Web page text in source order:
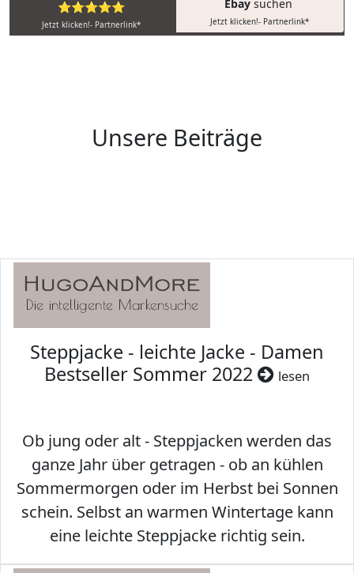
⭐⭐⭐⭐⭐
Jetzt klicken!- Partnerlink*
Ebay suchen
Jetzt klicken!- Partnerlink*
Unsere Beiträge
Steppjacke - leichte Jacke - Damen
Bestseller Sommer 2022
lesen
Ob jung oder alt - Steppjacken werden das
ganze Jahr über getragen - ob an kühlen
Sommermorgen oder im Herbst bei Sonnen
schein. Selbst an warmen Wintertage kann
eine leichte Steppjacke richtig sein.